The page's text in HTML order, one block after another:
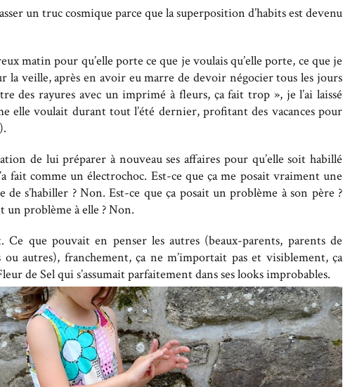
un truc cosmique parce que la superposition d’habits est devenu
matin pour qu’elle porte ce que je voulais qu’elle porte, ce que je
la veille, après en avoir eu marre de devoir négocier tous les jours
des rayures avec un imprimé à fleurs, ça fait trop », je l’ai laissé
elle voulait durant tout l’été dernier, profitant des vacances pour
de lui préparer à nouveau ses affaires pour qu’elle soit habillé
fait comme un électrochoc. Est-ce que ça me posait vraiment une
de s’habiller ? Non. Est-ce que ça posait un problème à son père ?
un problème à elle ? Non.
Ce que pouvait en penser les autres (beaux-parents, parents de
ou autres), franchement, ça ne m’importait pas et visiblement, ça
de Sel qui s’assumait parfaitement dans ses looks improbables.